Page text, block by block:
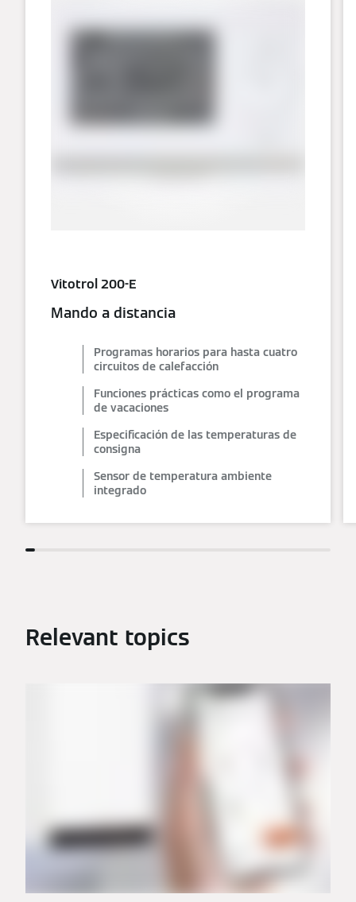
Vitotrol 200-E
Mando a distancia
Programas horarios para hasta cuatro
circuitos de calefacción
Funciones prácticas como el programa
de vacaciones
Especificación de las temperaturas de
consigna
Sensor de temperatura ambiente
integrado
Relevant topics